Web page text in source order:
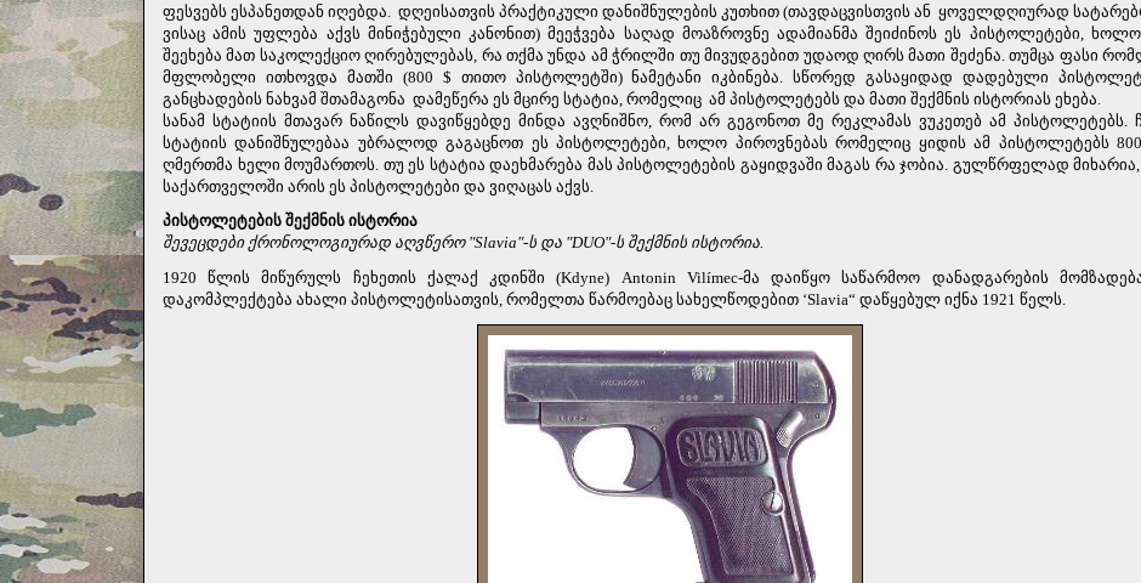
ფესვებს ესპანეთდან იღებდა.
დღეისათვის პრაქტიკული დანიშნულების კუთხით (თავდაცვისთვის ან ყოველდღიურად
ვისაც ამის უფლება აქვს მინიჭებული კანონით) მეეჭვება საღად მოაზროვნე ადამიანმა შეიძინოს ეს პისტოლეტები,
შეეხება მათ საკოლექციო ღირებულებას, რა თქმა უნდა ამ ჭრილში თუ მივუდგებით უდაოდ ღირს მათი შეძენა. თუმცა ფასი
მფლობელი ითხოვდა მათში (800 $ თითო პისტოლეტში) ნამეტანი იკბინება. სწორედ გასაყიდად დადებული
განცხადების ნახვამ შთამაგონა დამეწერა ეს მცირე სტატია, რომელიც ამ პისტოლეტებს და მათი შექმნის ისტორიას ეხება.
სანამ სტატიის მთავარ ნაწილს დავიწყებდე მინდა ავღნიშნო, რომ არ გეგონოთ მე რეკლამას ვუკეთებ ამ პისტოლეტებს.
სტატიის დანიშნულებაა უბრალოდ გაგაცნოთ ეს პისტოლეტები, ხოლო პიროვნებას რომელიც ყიდის ამ პისტოლეტებს
ღმერთმა ხელი მოუმართოს. თუ ეს სტატია დაეხმარება მას პისტოლეტების გაყიდვაში მაგას რა ჯობია. გულწრფელად
საქართველოში არის ეს პისტოლეტები და ვიღაცას აქვს.
პისტოლეტების შექმნის ისტორია
შევეცდები ქრონოლოგიურად აღვწერო "Slavia"-ს და "DUO"-ს შექმნის ისტორია.
1920 წლის მიწურულს ჩეხეთის ქალაქ კდინში (Kdyne) Antonin Vilímec-მა დაიწყო საწარმოო დანადგარების
დაკომპლექტება ახალი პისტოლეტისათვის, რომელთა წარმოებაც სახელწოდებით ‘Slavia“ დაწყებულ იქნა 1921 წელს.